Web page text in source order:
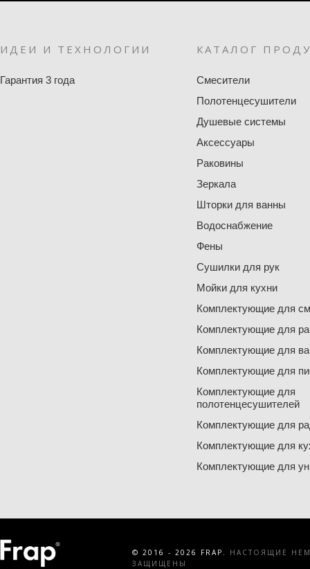
ИДЕИ И ТЕХНОЛОГИИ
Гарантия 3 года
КАТАЛОГ
Смесители
Полотенцесушители
Душевые системы
Аксессуары
Раковины
Зеркала
Шторки для ванны
Водоснабжение
Фены
Сушилки для рук
Мойки для кухни
Комплектующие для
Комплектующие для
Комплектующие для
Комплектующие для
Комплектующие для
полотенцесушителей
Комплектующие для
Комплектующие для
Комплектующие для
© 2016 - 2026 FRAP.
НАСТОЯЩИЕ
ЗАЩИЩЕНЫ